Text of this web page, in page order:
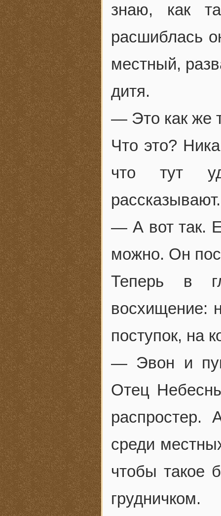
знаю, как
расшиблась
местный,
дитя.
— Это как же
Что это?
что тут
рассказывают.
— А вот так.
можно. Он
Теперь в
восхищение:
поступок, на
— Эвон и
Отец
среди
чтобы такое
грудничком.